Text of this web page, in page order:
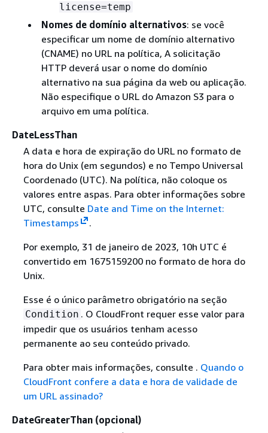
license=temp
Nomes de domínio alternativos: se você
especificar um nome de domínio alternativo
(CNAME) no URL na política, A solicitação
HTTP deverá usar o nome do domínio
alternativo na sua página da web ou aplicação.
Não especifique o URL do Amazon S3 para o
arquivo em uma política.
DateLessThan
A data e hora de expiração do URL no formato de
hora do Unix (em segundos) e no Tempo Universal
Coordenado (UTC). Na política, não coloque os
valores entre aspas. Para obter informações sobre
UTC, consulte Date and Time on the Internet:
Timestamps
.
Por exemplo, 31 de janeiro de 2023, 10h UTC é
convertido em 1675159200 no formato de hora do
Unix.
Esse é o único parâmetro obrigatório na seção
Condition . O CloudFront requer esse valor para
impedir que os usuários tenham acesso
permanente ao seu conteúdo privado.
Para obter mais informações, consulte . Quando o
CloudFront confere a data e hora de validade de
um URL assinado?
DateGreaterThan (opcional)